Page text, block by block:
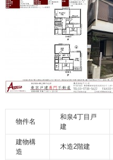
物件名
和泉4丁目戸
建
建物構
造
木造2階建